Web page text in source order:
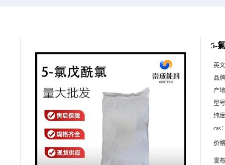
5-
英
品
产
型
纯
cas
价
发